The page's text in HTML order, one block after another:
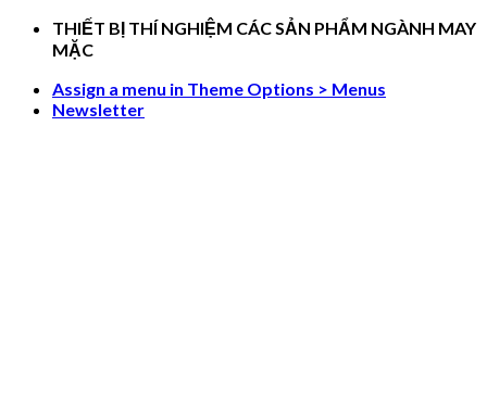
Skip
THIẾT BỊ THÍ NGHIỆM CÁC SẢN PHẨM NGÀNH MAY
MẶC
Assign a menu in Theme Options > Menus
Newsletter